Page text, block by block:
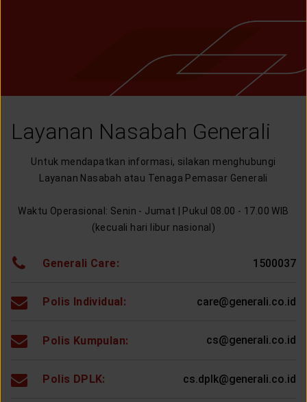
Layanan Nasabah Generali
Untuk mendapatkan informasi, silakan menghubungi
Layanan Nasabah atau Tenaga Pemasar Generali
Waktu Operasional: Senin - Jumat | Pukul 08.00 - 17.00 WIB
(kecuali hari libur nasional)
Generali Care: 1500037
Polis Individual: care@generali.co.id
Polis Kumpulan: cs@generali.co.id
Polis DPLK: cs.dplk@generali.co.id